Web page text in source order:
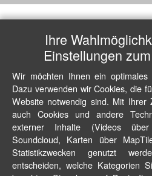
Ihre
Einstellungen
Wir möchten Ihnen ein optimales
Dazu verwenden wir Cookies, die
Website notwendig sind. Mit Ihrer
auch Cookies und andere
externer Inhalte (Videos
Soundcloud, Karten über
Statistikzwecken genutzt
entscheiden, welche Kategorien